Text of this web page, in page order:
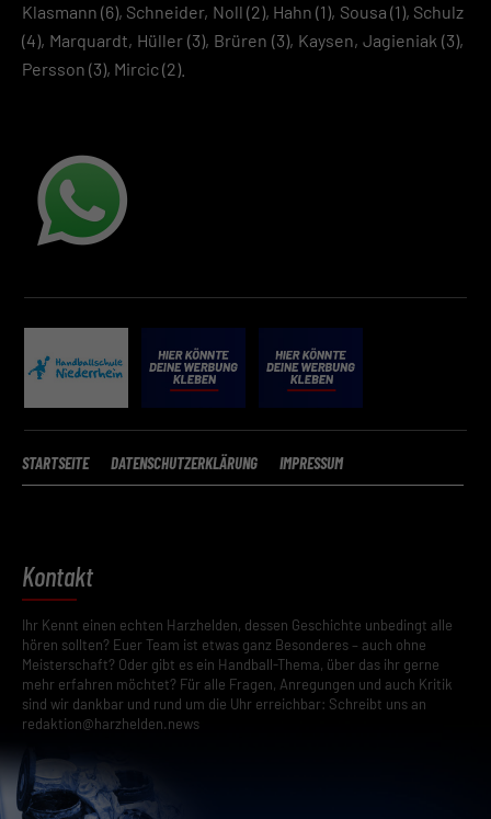
Klasmann (6), Schneider, Noll (2), Hahn (1), Sousa (1), Schulz
(4), Marquardt, Hüller (3), Brüren (3), Kaysen, Jagieniak (3),
Persson (3), Mircic (2).
STARTSEITE DATENSCHUTZERKLÄRUNG IMPRESSUM
Kontakt
Ihr Kennt einen echten Harzhelden, dessen Geschichte unbedingt alle
hören sollten? Euer Team ist etwas ganz Besonderes – auch ohne
Meisterschaft? Oder gibt es ein Handball-Thema, über das ihr gerne
mehr erfahren möchtet? Für alle Fragen, Anregungen und auch Kritik
sind wir dankbar und rund um die Uhr erreichbar: Schreibt uns an
redaktion@harzhelden.news